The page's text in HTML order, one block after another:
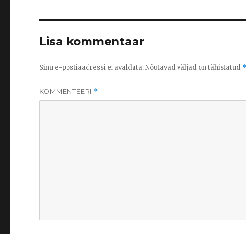
Lisa kommentaar
Sinu e-postiaadressi ei avaldata.Nõutavad väljad on tähistatud *
KOMMENTEERI *